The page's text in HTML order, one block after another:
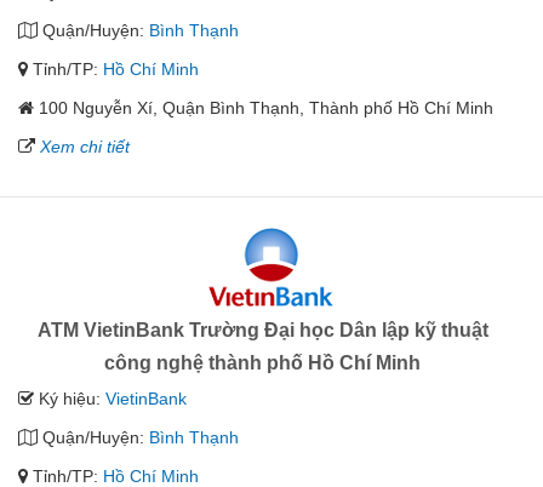
Quận/Huyện: Bình Thạnh
Tỉnh/TP: Hồ Chí Minh
100 Nguyễn Xí, Quận Bình Thạnh, Thành phố Hồ Chí Minh
Xem chi tiết
ATM VietinBank Trường Đại học Dân lập kỹ thuật
công nghệ thành phố Hồ Chí Minh
Ký hiệu: VietinBank
Quận/Huyện: Bình Thạnh
Tỉnh/TP: Hồ Chí Minh